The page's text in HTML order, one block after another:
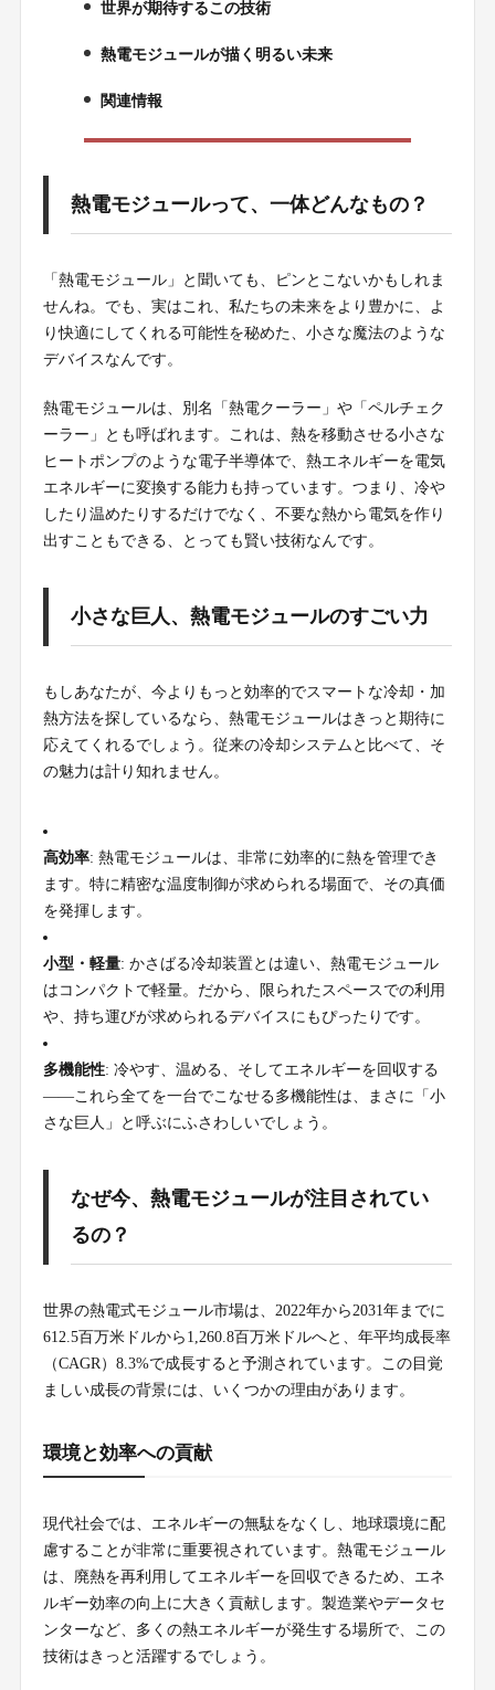
世界が期待するこの技術
6.
熱電モジュールが描く明るい未来
7.
関連情報
熱電モジュールって、一体どんなもの？
「熱電モジュール」と聞いても、ピンとこないかもしれま
せんね。でも、実はこれ、私たちの未来をより豊かに、よ
り快適にしてくれる可能性を秘めた、小さな魔法のような
デバイスなんです。
熱電モジュールは、別名「熱電クーラー」や「ペルチェク
ーラー」とも呼ばれます。これは、熱を移動させる小さな
ヒートポンプのような電子半導体で、熱エネルギーを電気
エネルギーに変換する能力も持っています。つまり、冷や
したり温めたりするだけでなく、不要な熱から電気を作り
出すこともできる、とっても賢い技術なんです。
小さな巨人、熱電モジュールのすごい力
もしあなたが、今よりもっと効率的でスマートな冷却・加
熱方法を探しているなら、熱電モジュールはきっと期待に
応えてくれるでしょう。従来の冷却システムと比べて、そ
の魅力は計り知れません。
高効率: 熱電モジュールは、非常に効率的に熱を管理でき
ます。特に精密な温度制御が求められる場面で、その真価
を発揮します。
小型・軽量: かさばる冷却装置とは違い、熱電モジュール
はコンパクトで軽量。だから、限られたスペースでの利用
や、持ち運びが求められるデバイスにもぴったりです。
多機能性: 冷やす、温める、そしてエネルギーを回収する
――これら全てを一台でこなせる多機能性は、まさに「小
さな巨人」と呼ぶにふさわしいでしょう。
なぜ今、熱電モジュールが注目されてい
るの？
世界の熱電式モジュール市場は、2022年から2031年までに
612.5百万米ドルから1,260.8百万米ドルへと、年平均成長率
（CAGR）8.3%で成長すると予測されています。この目覚
ましい成長の背景には、いくつかの理由があります。
環境と効率への貢献
現代社会では、エネルギーの無駄をなくし、地球環境に配
慮することが非常に重要視されています。熱電モジュール
は、廃熱を再利用してエネルギーを回収できるため、エネ
ルギー効率の向上に大きく貢献します。製造業やデータセ
ンターなど、多くの熱エネルギーが発生する場所で、この
技術はきっと活躍するでしょう。